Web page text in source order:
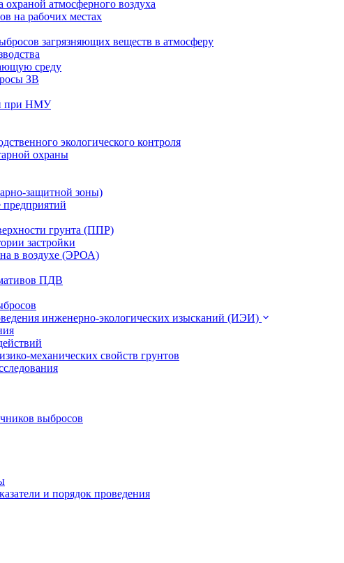
атмосферного воздуха
на рабочих местах
загрязняющих веществ в атмосферу
среду
ЗВ
при НМУ
экологического контроля
охраны
защитной зоны)
предприятий
грунта (ППР)
застройки
в воздухе (ЭРОА)
ПДВ
инженерно-экологических изысканий (ИЭИ)
механических свойств грунтов
выбросов
и порядок проведения